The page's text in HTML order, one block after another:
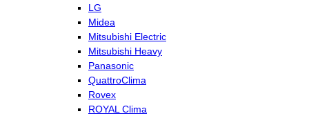
LG
Midea
Mitsubishi Electric
Mitsubishi Heavy
Panasonic
QuattroClima
Rovex
ROYAL Clima